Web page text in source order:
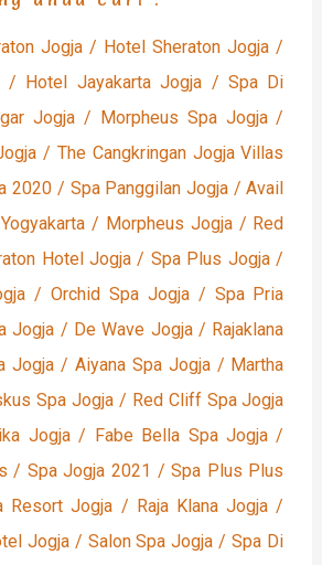
Jogja / Hotel Sheraton Jogja /
/ Hotel Jayakarta Jogja / Spa Di
Jogja / Morpheus Spa Jogja /
/ The Cangkringan Jogja Villas
2020 / Spa Panggilan Jogja / Avail
/ Morpheus Jogja / Red
Hotel Jogja / Spa Plus Jogja /
/ Orchid Spa Jogja / Spa Pria
Jogja / De Wave Jogja / Rajaklana
Jogja / Aiyana Spa Jogja / Martha
Spa Jogja / Red Cliff Spa Jogja
Jogja / Fabe Bella Spa Jogja /
/ Spa Jogja 2021 / Spa Plus Plus
Resort Jogja / Raja Klana Jogja /
Jogja / Salon Spa Jogja / Spa Di